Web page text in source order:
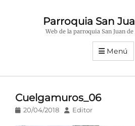
Parroquia San
Web de la parroquia San Juan
Menú
Cuelgamuros_06
Publicado
20/04/2018 AutorEditor